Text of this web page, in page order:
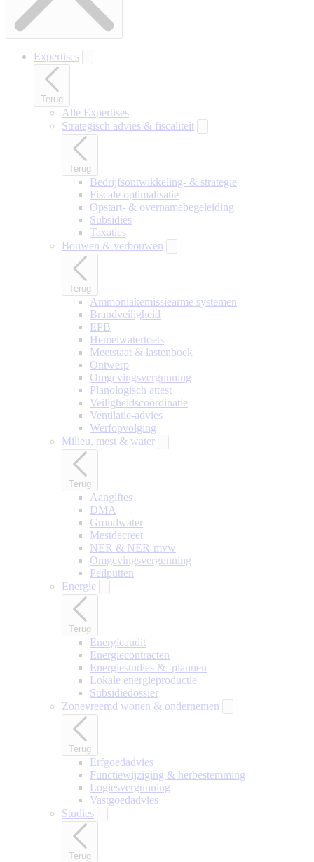
Expertises
Terug
Alle Expertises
Strategisch advies & fiscaliteit
Terug
Bedrijfsontwikkeling- & strategie
Fiscale optimalisatie
Opstart- & overnamebegeleiding
Subsidies
Taxaties
Bouwen & verbouwen
Terug
Ammoniakemissiearme systemen
Brandveiligheid
EPB
Hemelwatertoets
Meetstaat & lastenboek
Ontwerp
Omgevingsvergunning
Planologisch attest
Veiligheidscoördinatie
Ventilatie-advies
Werfopvolging
Milieu, mest & water
Terug
Aangiftes
DMA
Grondwater
Mestdecreet
NER & NER-mvw
Omgevingsvergunning
Peilputten
Energie
Terug
Energieaudit
Energiecontracten
Energiestudies & -plannen
Lokale energieproductie
Subsidiedossier
Zonevreemd wonen & ondernemen
Terug
Erfgoedadvies
Functiewijziging & herbestemming
Logiesvergunning
Vastgoedadvies
Studies
Terug